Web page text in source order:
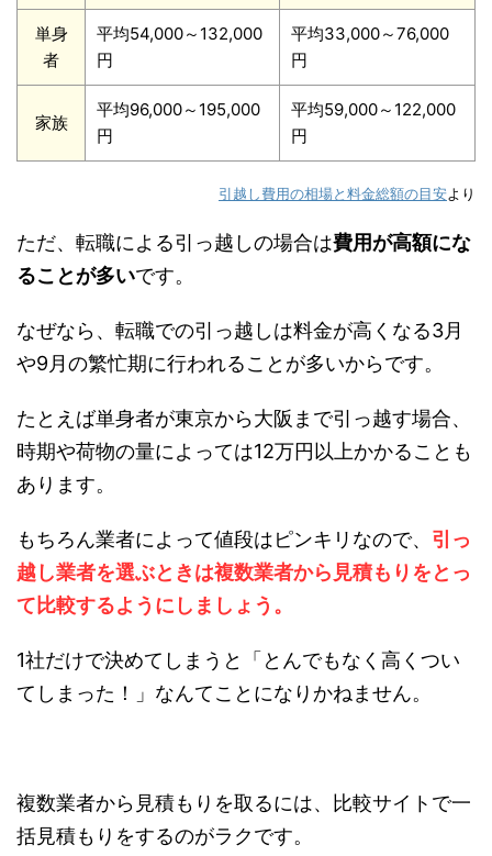
単身
者
平均54,000～132,000
円
平均33,000～76,000
円
家族
平均96,000～195,000
円
平均59,000～122,000
円
引越し費用の相場と料金総額の目安より
ただ、転職による引っ越しの場合は費用が高額にな
ることが多いです。
なぜなら、転職での引っ越しは料金が高くなる3月
や9月の繁忙期に行われることが多いからです。
たとえば単身者が東京から大阪まで引っ越す場合、
時期や荷物の量によっては12万円以上かかることも
あります。
もちろん業者によって値段はピンキリなので、 引っ
越し業者を選ぶときは複数業者から見積もりをとっ
て比較するようにしましょう。
1社だけで決めてしまうと「とんでもなく高くつい
てしまった！」なんてことになりかねません。
複数業者から見積もりを取るには、比較サイトで一
括見積もりをするのがラクです。